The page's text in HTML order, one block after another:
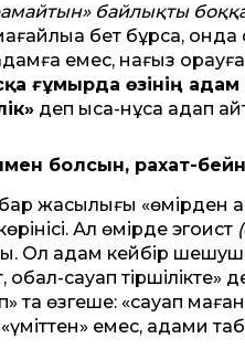
байлықты
бет бұрса,
емес, нағыз
ғұмырда өзінің адам
деп қысқа-нұсқа қадап
болсын, рахат-
«өмірден
Ал өмірде эгоист
Ол адам кейбір
сауап тіршілікте»
та өзгеше: «сауап
емес, адами